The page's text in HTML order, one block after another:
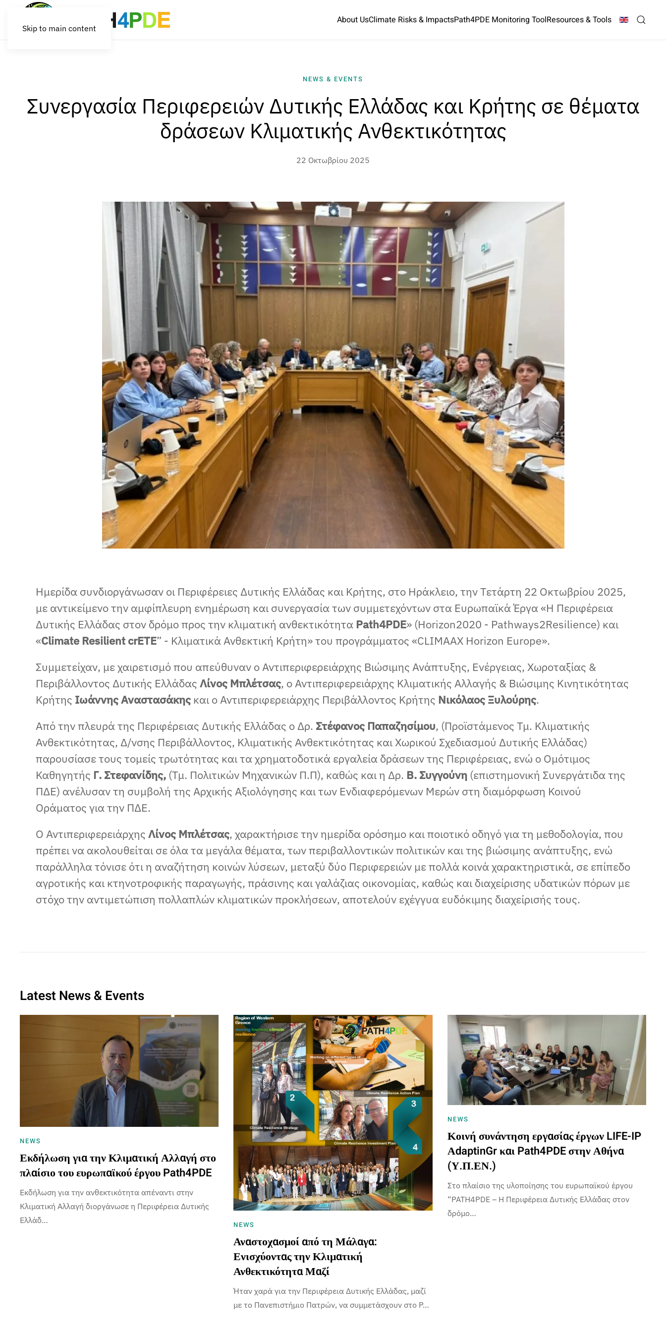
Skip to main content
About UsClimate Risks & ImpactsPath4PDE Monitoring ToolResources & Tools
NEWS & EVENTS
Συνεργασία Περιφερειών Δυτικής Ελλάδας και Κρήτης σε θέματα
δράσεων Κλιματικής Ανθεκτικότητας
22 Οκτωβρίου 2025
Ημερίδα συνδιοργάνωσαν οι Περιφέρειες Δυτικής Ελλάδας και Κρήτης, στο Ηράκλειο, την Τετάρτη 22 Οκτωβρίου 2025,
με αντικείμενο την αμφίπλευρη ενημέρωση και συνεργασία των συμμετεχόντων στα Ευρωπαϊκά Έργα «Η Περιφέρεια
Δυτικής Ελλάδας στον δρόμο προς την κλιματική ανθεκτικότητα Path4PDE» (Horizon2020 - Pathways2Resilience) και
«Climate Resilient crETE” - Κλιματικά Ανθεκτική Κρήτη» του προγράμματος «CLIMAAX Horizon Europe».
Συμμετείχαν, με χαιρετισμό που απεύθυναν ο Αντιπεριφερειάρχης Βιώσιμης Ανάπτυξης, Ενέργειας, Χωροταξίας &
Περιβάλλοντος Δυτικής Ελλάδας Λίνος Μπλέτσας, ο Αντιπεριφερειάρχης Κλιματικής Αλλαγής & Βιώσιμης Κινητικότητας
Κρήτης Ιωάννης Αναστασάκης και ο Αντιπεριφερειάρχης Περιβάλλοντος Κρήτης Νικόλαος Ξυλούρης.
Από την πλευρά της Περιφέρειας Δυτικής Ελλάδας ο Δρ. Στέφανος Παπαζησίμου, (Προϊστάμενος Τμ. Κλιματικής
Ανθεκτικότητας, Δ/νσης Περιβάλλοντος, Κλιματικής Ανθεκτικότητας και Χωρικού Σχεδιασμού Δυτικής Ελλάδας)
παρουσίασε τους τομείς τρωτότητας και τα χρηματοδοτικά εργαλεία δράσεων της Περιφέρειας, ενώ ο Ομότιμος
Καθηγητής Γ. Στεφανίδης, (Τμ. Πολιτικών Μηχανικών Π.Π), καθώς και η Δρ. Β. Συγγούνη (επιστημονική Συνεργάτιδα της
ΠΔΕ) ανέλυσαν τη συμβολή της Αρχικής Αξιολόγησης και των Ενδιαφερόμενων Μερών στη διαμόρφωση Κοινού
Οράματος για την ΠΔΕ.
Ο Αντιπεριφερειάρχης Λίνος Μπλέτσας, χαρακτήρισε την ημερίδα ορόσημο και ποιοτικό οδηγό για τη μεθοδολογία, που
πρέπει να ακολουθείται σε όλα τα μεγάλα θέματα, των περιβαλλοντικών πολιτικών και της βιώσιμης ανάπτυξης, ενώ
παράλληλα τόνισε ότι η αναζήτηση κοινών λύσεων, μεταξύ δύο Περιφερειών με πολλά κοινά χαρακτηριστικά, σε επίπεδο
αγροτικής και κτηνοτροφικής παραγωγής, πράσινης και γαλάζιας οικονομίας, καθώς και διαχείρισης υδατικών πόρων με
στόχο την αντιμετώπιση πολλαπλών κλιματικών προκλήσεων, αποτελούν εχέγγυα ευδόκιμης διαχείρισής τους.
Latest News & Events
NEWS
Εκδήλωση για την Κλιματική Αλλαγή στο
πλαίσιο του ευρωπαϊκού έργου Path4PDE
Εκδήλωση για την ανθεκτικότητα απέναντι στην
Κλιματική Αλλαγή διοργάνωσε η Περιφέρεια Δυτικής
Ελλάδ…
NEWS
Αναστοχασμοί από τη Μάλαγα:
Ενισχύοντας την Κλιματική
Ανθεκτικότητα Μαζί
Ήταν χαρά για την Περιφέρεια Δυτικής Ελλάδας, μαζί
με το Πανεπιστήμιο Πατρών, να συμμετάσχουν στο P…
NEWS
Κοινή συνάντηση εργασίας έργων LIFE-IP
ΑdaptinGr και Path4PDE στην Αθήνα
(Υ.Π.ΕΝ.)
Στο πλαίσιο της υλοποίησης του ευρωπαϊκού έργου
“PATH4PDE – Η Περιφέρεια Δυτικής Ελλάδας στον
δρόμο…